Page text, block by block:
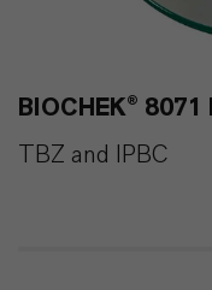
BIOCHEK® 8071
TBZ and IPBC